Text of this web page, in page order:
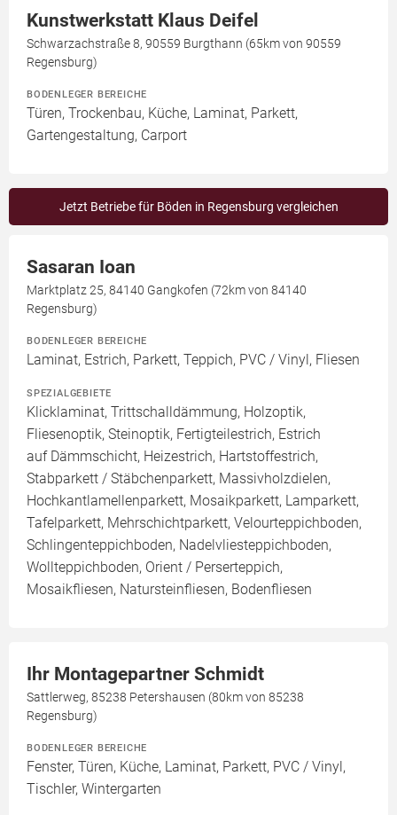
Kunstwerkstatt Klaus Deifel
Schwarzachstraße 8, 90559 Burgthann (65km von 90559
Regensburg)
BODENLEGER BEREICHE
Türen, Trockenbau, Küche, Laminat, Parkett,
Gartengestaltung, Carport
Jetzt Betriebe für Böden in Regensburg vergleichen
Sasaran Ioan
Marktplatz 25, 84140 Gangkofen (72km von 84140
Regensburg)
BODENLEGER BEREICHE
Laminat, Estrich, Parkett, Teppich, PVC / Vinyl, Fliesen
SPEZIALGEBIETE
Klicklaminat, Trittschalldämmung, Holzoptik,
Fliesenoptik, Steinoptik, Fertigteilestrich, Estrich
auf Dämmschicht, Heizestrich, Hartstoffestrich,
Stabparkett / Stäbchenparkett, Massivholzdielen,
Hochkantlamellenparkett, Mosaikparkett, Lamparkett,
Tafelparkett, Mehrschichtparkett, Velourteppichboden,
Schlingenteppichboden, Nadelvliesteppichboden,
Wollteppichboden, Orient / Perserteppich,
Mosaikfliesen, Natursteinfliesen, Bodenfliesen
Ihr Montagepartner Schmidt
Sattlerweg, 85238 Petershausen (80km von 85238
Regensburg)
BODENLEGER BEREICHE
Fenster, Türen, Küche, Laminat, Parkett, PVC / Vinyl,
Tischler, Wintergarten